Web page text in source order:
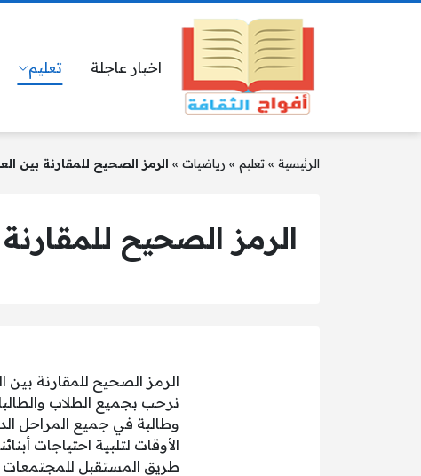
اخبار عاجلة تعليم
الرئيسية »تعليم » رياضيات » الرمز الصحيح للمقارنة بين العددين (۹ + ۸۰
الرمز الصحيح للمقارنة بين
الرمز الصحيح للمقارنة بين العددين (۹ + ۸۰
نرحب بجميع الطلاب
وطالبة في جميع المراحل
الأوقات لتلبية احتياجات
طريق المستقبل للمجتمعات